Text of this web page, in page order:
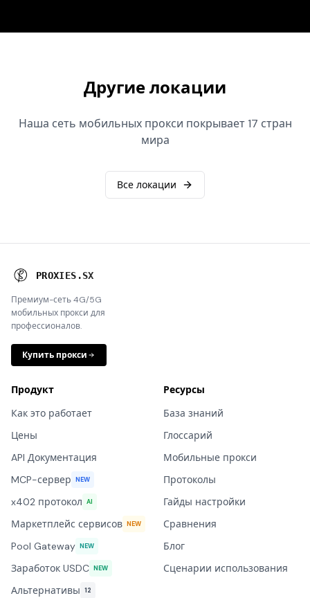
Другие локации
Наша сеть мобильных прокси покрывает 17 стран
мира
Все локации
PROXIES .SX
Премиум-сеть 4G/5G
мобильных прокси для
профессионалов.
Купить прокси
Продукт
Как это работает
Цены
API Документация
MCP-сервер NEW
x402 протокол AI
Маркетплейс сервисов NEW
Pool Gateway NEW
Заработок USDC NEW
Альтернативы 12
Ресурсы
База знаний
Глоссарий
Мобильные прокси
Протоколы
Гайды настройки
Сравнения
Блог
Сценарии использования